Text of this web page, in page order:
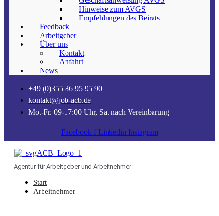
Hinweise zum AVGS
Empfehlungen des Beirats
Feedback
Arbeitgeber
Über uns
Kontakt
Anfahrt
News
+49 (0)355 86 95 95 90
kontakt@job-acb.de
Mo.-Fr. 09-17:00 Uhr, Sa. nach Vereinbarung
Facebook-f Linkedin Instagram
Agentur für Arbeitgeber und Arbeitnehmer
Start
Arbeitnehmer